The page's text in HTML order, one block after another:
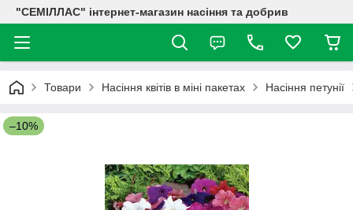
"СЕМІЛЛАС" інтернет-магазин насіння та добрив
Товари Насіння квітів в міні пакетах Насіння петунії
–10%